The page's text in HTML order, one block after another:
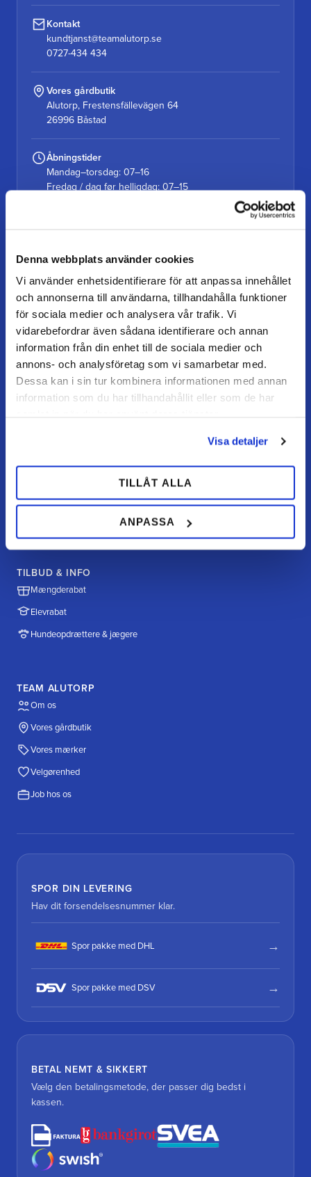
Denna webbplats använder cookies
Vi använder enhetsidentifierare för att anpassa innehållet
och annonserna till användarna, tillhandahålla funktioner
för sociala medier och analysera vår trafik. Vi
vidarebefordrar även sådana identifierare och annan
information från din enhet till de sociala medier och
annons- och analysföretag som vi samarbetar med.
Dessa kan i sin tur kombinera informationen med annan
information som du har tillhandahållit eller som de har
Visa detaljer
TILLÅT ALLA
ANPASSA
Kontakt
kundtjanst@teamalutorp.se
0727-434 434
Vores gårdbutik
Alutorp, Frestensfällevägen 64
26996 Båstad
Åbningstider
Mandag–torsdag: 07–16
Fredag / dag før helligdag: 07–15
KUNDESERVICE
FAQ
Returnering / fortryd køb
Reklamation
Købsvilkår
Fragt & levering
TILBUD & INFO
Mængderabat
Elevrabat
Hundeopdrættere & jægere
TEAM ALUTORP
Om os
Vores gårdbutik
Vores mærker
Velgørenhed
Job hos os
SPOR DIN LEVERING
Hav dit forsendelsesnummer klar.
Spor pakke med DHL
Spor pakke med DSV
BETAL NEMT & SIKKERT
Vælg den betalingsmetode, der passer dig bedst i
kassen.